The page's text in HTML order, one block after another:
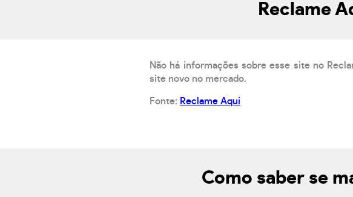
Reclame
Não há informações sobre esse site no
site novo no mercado.
Fonte: Reclame Aqui
Como saber se